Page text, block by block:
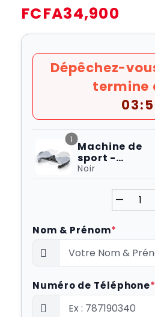
Prix
habituel
FCFA34,900
Dépêchez-
termine
1
Machine de
sport -
CoolTrucs™
Noir
—
Nom & Prénom*
Numéro de Téléphone*